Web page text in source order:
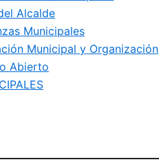
Alcalde
Municipales
Municipal y Organización
Abierto